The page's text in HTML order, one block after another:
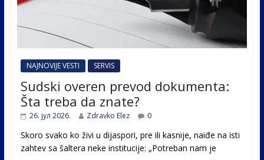
NAJNOVIJE VESTI SERVIS
Sudski overen prevod dokumenta:
Šta treba da znate?
26. јул 2026. Zdravko Elez 0
Skoro svako ko živi u dijaspori, pre ili kasnije, naiđe na isti
zahtev sa šaltera neke institucije: „Potreban nam je